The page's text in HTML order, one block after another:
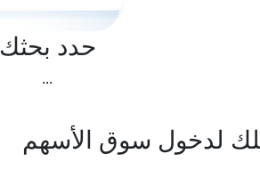
حدد بحثك
...
لدخول سوق الأسهم